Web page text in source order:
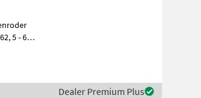
5 - 67,
Dealer Premium Plus